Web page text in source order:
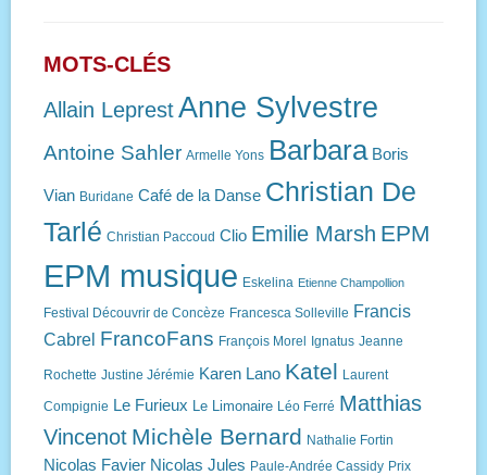
MOTS-CLÉS
Allain LeprestAnne Sylvestre
Antoine Sahler Armelle Yons Barbara Boris
Vian Buridane Café de la Danse Christian De
Tarlé Christian Paccoud Clio Emilie Marsh EPM
EPM musique Eskelina Etienne Champollion
Festival Découvrir de Concèze Francesca Solleville Francis
Cabrel FrancoFans François Morel Ignatus Jeanne
Rochette Justine Jérémie Karen Lano Katel Laurent
Compignie Le Furieux Le Limonaire Léo Ferré Matthias
Vincenot Michèle Bernard Nathalie Fortin
Nicolas Favier Nicolas Jules Paule-Andrée Cassidy Prix